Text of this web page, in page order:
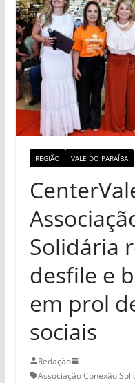
REGIÃO VALE DO PARAÍBA
Solidária
desfile e
em prol
sociais
Redação
Associação Conexão